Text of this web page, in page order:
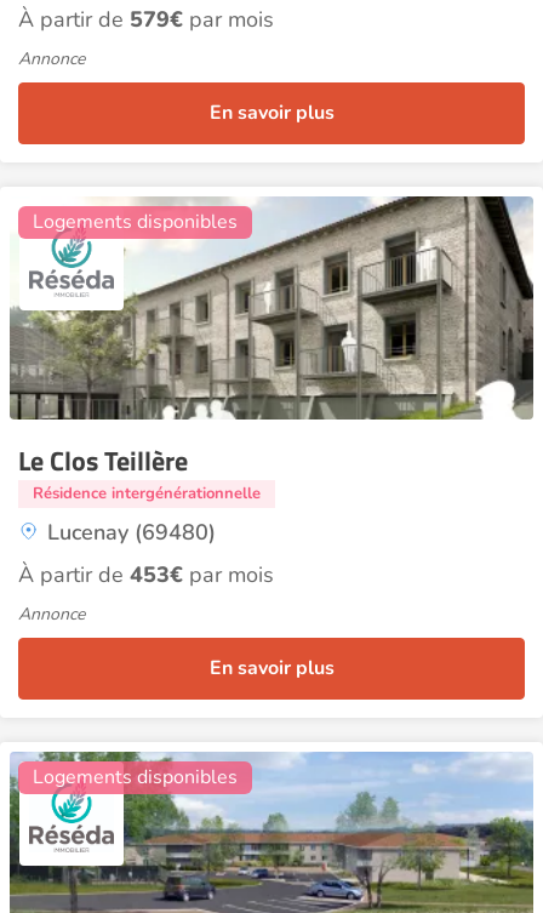
À partir de 579€ par mois
Annonce
En savoir plus
Le Clos Teillère
Résidence intergénérationnelle
Lucenay (69480)
Logements disponibles
À partir de 453€ par mois
Annonce
En savoir plus
Logements disponibles